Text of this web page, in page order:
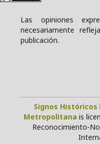
Las opiniones
necesariamente
publicación.
Signos Históricos
Metropolitana is
Reconocimiento-